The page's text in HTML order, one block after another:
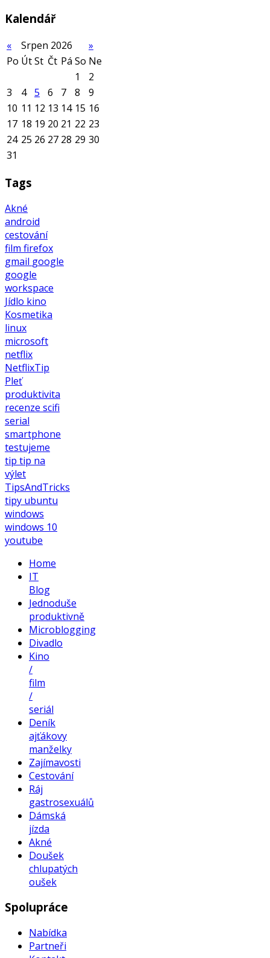
Kalendář
« Srpen 2026
»
Po ÚtSt Čt Pá So Ne
1
2
3
4 5 6 7 8
9
10 11 12 13 14 15 16
17 18 19 20 21 22 23
24 25 26 27 28 29 30
31
Tags
Akné
android
cestování
film firefox
gmail google
google
workspace
Jídlo kino
Kosmetika
linux
microsoft
netflix
NetflixTip
Pleť
produktivita
recenze scifi
serial
smartphone
testujeme
tip tip na
výlet
TipsAndTricks
tipy ubuntu
windows
windows 10
youtube
Home
IT
Blog
Jednoduše
produktivně
Microblogging
Divadlo
Kino
/
film
/
seriál
Deník
ajťákovy
manželky
Zajímavosti
Cestování
Ráj
gastrosexuálů
Dámská
jízda
Akné
Doušek
chlupatých
oušek
Spolupráce
Nabídka
Partneři